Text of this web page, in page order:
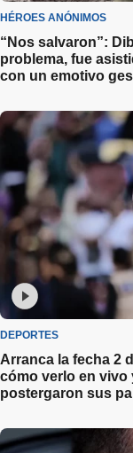
HÉROES ANÓNIMOS
“Nos salvaron”:
problema, fue
con un emotivo
DEPORTES
Arranca la fecha 2
cómo verlo en vivo
postergaron sus